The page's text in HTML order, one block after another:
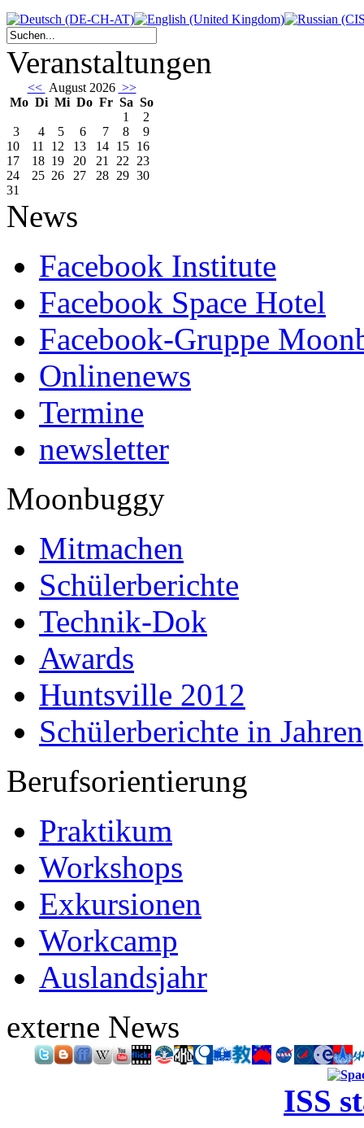
Veranstaltungen
<< August 2026 >>
Mo Di Mi Do Fr Sa So
1
2
3
4 5 6 7 8
9
10
11 12 13 14 15 16
17
18 19 20 21 22 23
24
25 26 27 28 29 30
31
News
Facebook Institute
Facebook Space Hotel
Facebook-Gruppe
Onlinenews
Termine
newsletter
Moonbuggy
Mitmachen
Schülerberichte
Technik-Dok
Awards
Huntsville 2012
Schülerberichte in Jahren
Berufsorientierung
Praktikum
Workshops
Exkursionen
Workcamp
Auslandsjahr
externe News
ISS